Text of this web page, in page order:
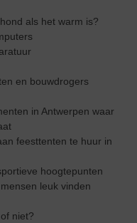
als het warm is?
en bouwdrogers
in Antwerpen waar
feesttenten te huur in
hoogtepunten
leuk vinden
niet?